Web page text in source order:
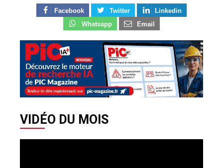
Facebook Twitter
Linkedin
Whatsapp
Email
VIDÉO DU MOIS